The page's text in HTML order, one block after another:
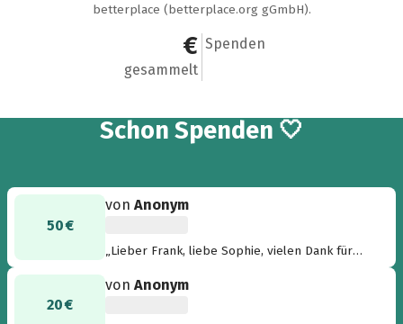
betterplace (betterplace.org gGmbH).
360 €
gesammelt
10
Spenden
Schon 10
Spenden 🤍
50 €
vonAnonym
„Lieber Frank, liebe Sophie, vielen Dank für
Kerstin“
20 €
vonAnonym